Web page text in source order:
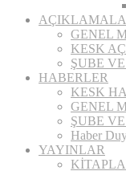
GENEL
KESK
ŞUBE
HABERLER
KESK
GENEL
ŞUBE
Haber
YAYINLAR